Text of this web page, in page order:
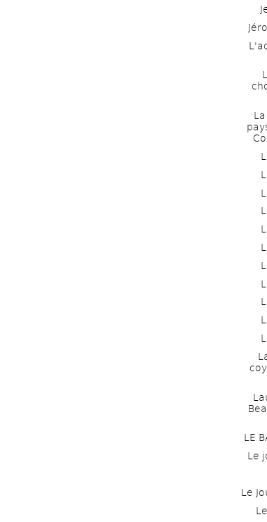
LE
Le
Le